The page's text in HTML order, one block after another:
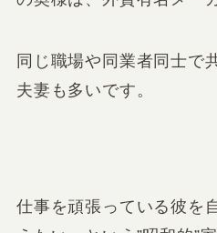
同じ職場や同業者同士で
夫妻も多いです。
仕事を頑張っている彼を